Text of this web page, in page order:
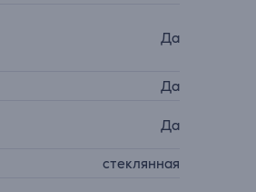
Да
Да
Да
стеклянная